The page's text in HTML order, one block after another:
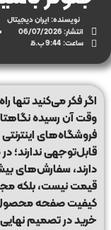
نویسنده:ایران دیجیتال
انتشار:06/07/2026
ساعت:9:44 ب.ظ
اگر فکر می‌کنید تنها
وقت آن رسیده
فروشگاه‌های
قابل‌توجهی ندارند؛
دارند، سفارش‌های
قیمت نیست، بلکه
کیفیت صفحه محصول،
خرید در تصمیم